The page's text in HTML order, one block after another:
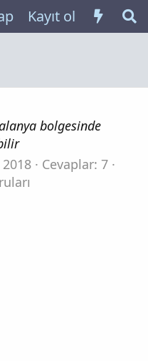
Kayıt ol
bolgesinde
Cevaplar: 7